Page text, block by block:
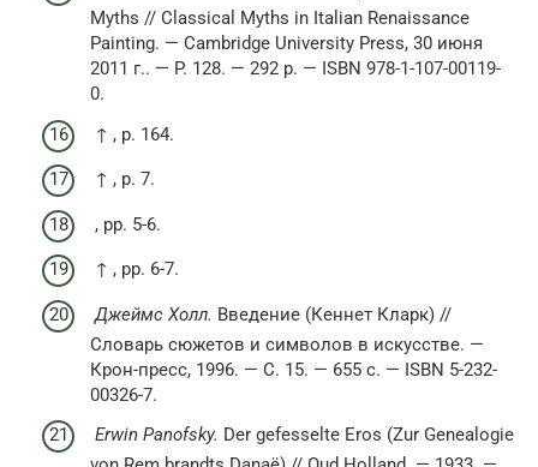
Myths // Classical Myths in Italian Renaissance
Painting. — Cambridge University Press, 30 июня
2011 г.. — P. 128. — 292 p. — ISBN 978-1-107-00119-
0.
↑ , p. 164.
↑ , p. 7.
, pp. 5-6.
↑ , pp. 6-7.
Джеймс Холл. Введение (Кеннет Кларк) //
Словарь сюжетов и символов в искусстве. —
Крон-пресс, 1996. — С. 15. — 655 с. — ISBN 5-232-
00326-7.
Erwin Panofsky. Der gefesselte Eros (Zur Genealogie